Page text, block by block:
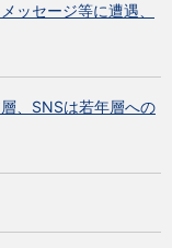
ッセージ等に遭遇、
、SNSは若年層への